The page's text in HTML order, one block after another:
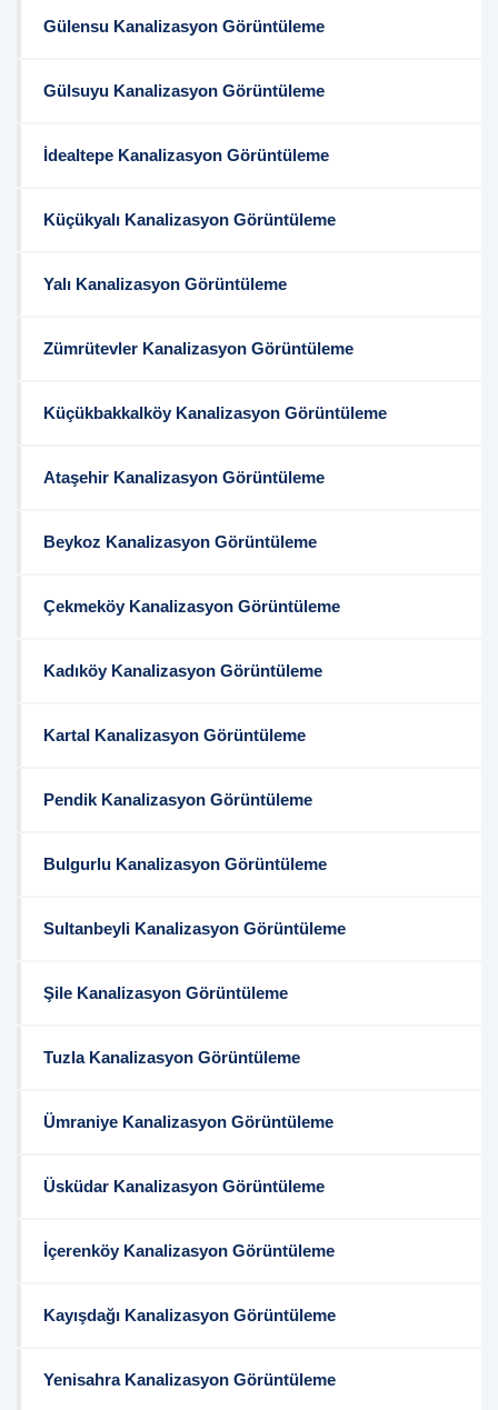
Gülensu Kanalizasyon Görüntüleme
Gülsuyu Kanalizasyon Görüntüleme
İdealtepe Kanalizasyon Görüntüleme
Küçükyalı Kanalizasyon Görüntüleme
Yalı Kanalizasyon Görüntüleme
Zümrütevler Kanalizasyon Görüntüleme
Küçükbakkalköy Kanalizasyon Görüntüleme
Ataşehir Kanalizasyon Görüntüleme
Beykoz Kanalizasyon Görüntüleme
Çekmeköy Kanalizasyon Görüntüleme
Kadıköy Kanalizasyon Görüntüleme
Kartal Kanalizasyon Görüntüleme
Pendik Kanalizasyon Görüntüleme
Bulgurlu Kanalizasyon Görüntüleme
Sultanbeyli Kanalizasyon Görüntüleme
Şile Kanalizasyon Görüntüleme
Tuzla Kanalizasyon Görüntüleme
Ümraniye Kanalizasyon Görüntüleme
Üsküdar Kanalizasyon Görüntüleme
İçerenköy Kanalizasyon Görüntüleme
Kayışdağı Kanalizasyon Görüntüleme
Yenisahra Kanalizasyon Görüntüleme